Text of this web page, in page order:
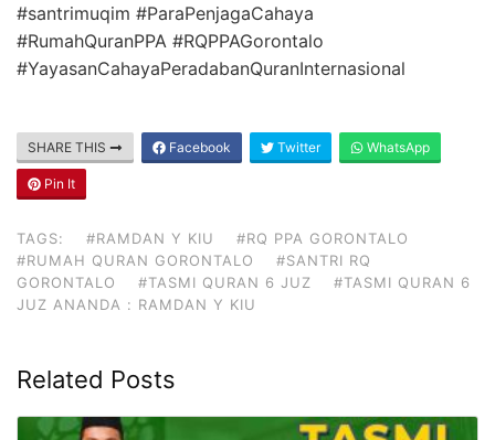
#santrimuqim #ParaPenjagaCahaya
#RumahQuranPPA #RQPPAGorontalo
#YayasanCahayaPeradabanQuranInternasional
SHARE THIS Facebook Twitter WhatsApp
Pin It
TAGS: #RAMDAN Y KIU
#RQ PPA GORONTALO
#RUMAH QURAN GORONTALO
#SANTRI RQ
GORONTALO
#TASMI QURAN 6 JUZ
#TASMI QURAN 6
JUZ ANANDA : RAMDAN Y KIU
Related Posts